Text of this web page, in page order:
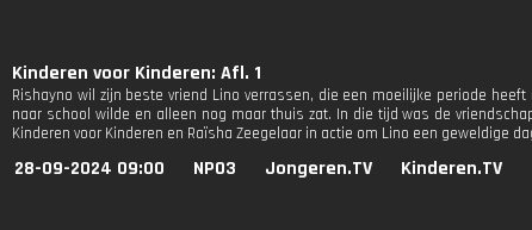
Kinderen voor Kinderen: Afl. 1
Rishayno wil zijn beste vriend Lino verrassen, die een moeilijke periode
naar school wilde en alleen nog maar thuis zat. In die tijd was de
Kinderen voor Kinderen en Raïsha Zeegelaar in actie om Lino een geweldige
28-09-2024 09:00 NPO3 Jongeren.TV Kinderen.TV